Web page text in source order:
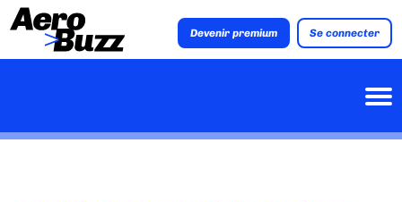
Devenir premium Se connecter